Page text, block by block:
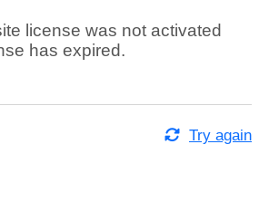
license was not activated
has expired.
Try again